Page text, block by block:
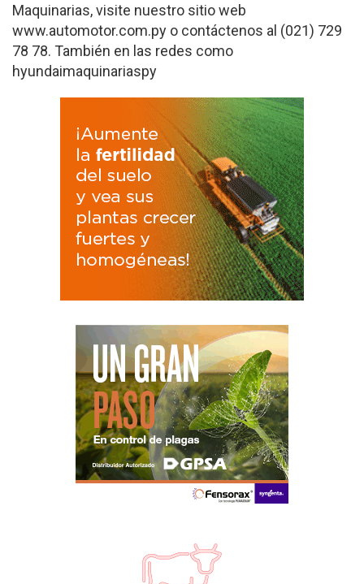
Maquinarias, visite nuestro sitio web
www.automotor.com.py o contáctenos al (021) 729
78 78. También en las redes como
hyundaimaquinariaspy